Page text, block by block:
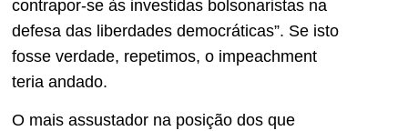
contrapor-se às investidas bolsonaristas na
defesa das liberdades democráticas”. Se isto
fosse verdade, repetimos, o impeachment
teria andado.
O mais assustador na posição dos que